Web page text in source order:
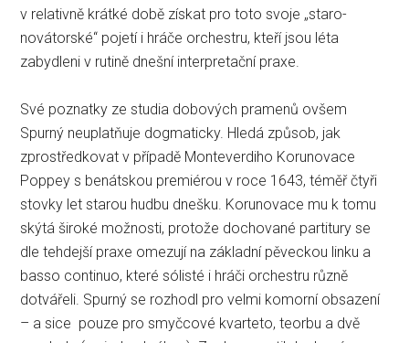
v relativně krátké době získat pro toto svoje „staro-
novátorské“ pojetí i hráče orchestru, kteří jsou léta
zabydleni v rutině dnešní interpretační praxe.
Své poznatky ze studia dobových pramenů ovšem
Spurný neuplatňuje dogmaticky. Hledá způsob, jak
zprostředkovat v případě Monteverdiho Korunovace
Poppey s benátskou premiérou v roce 1643, téměř čtyři
stovky let starou hudbu dnešku. Korunovace mu k tomu
skýtá široké možnosti, protože dochované partitury se
dle tehdejší praxe omezují na základní pěveckou linku a
basso continuo, které sólisté i hráči orchestru různě
dotvářeli. Spurný se rozhodl pro velmi komorní obsazení
– a sice pouze pro smyčcové kvarteto, teorbu a dvě